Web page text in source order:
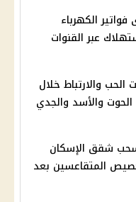
الكهرباء
عبر القنوات
الحب والارتباط خلال
الحوت والأسد والجدي
سحب شقق الإسكان
المتقاعسين بعد